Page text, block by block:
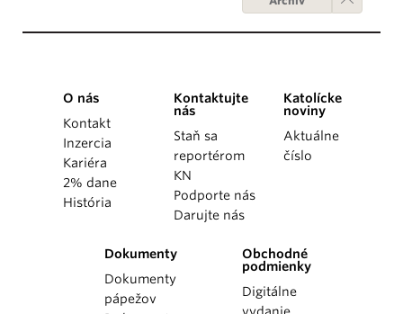
O nás
Kontakt
Inzercia
Kariéra
2% dane
História
Kontaktujte
nás
Staň sa
reportérom
KN
Podporte nás
Darujte nás
Katolícke
noviny
Aktuálne
číslo
Dokumenty
Dokumenty
pápežov
Obchodné
podmienky
Digitálne